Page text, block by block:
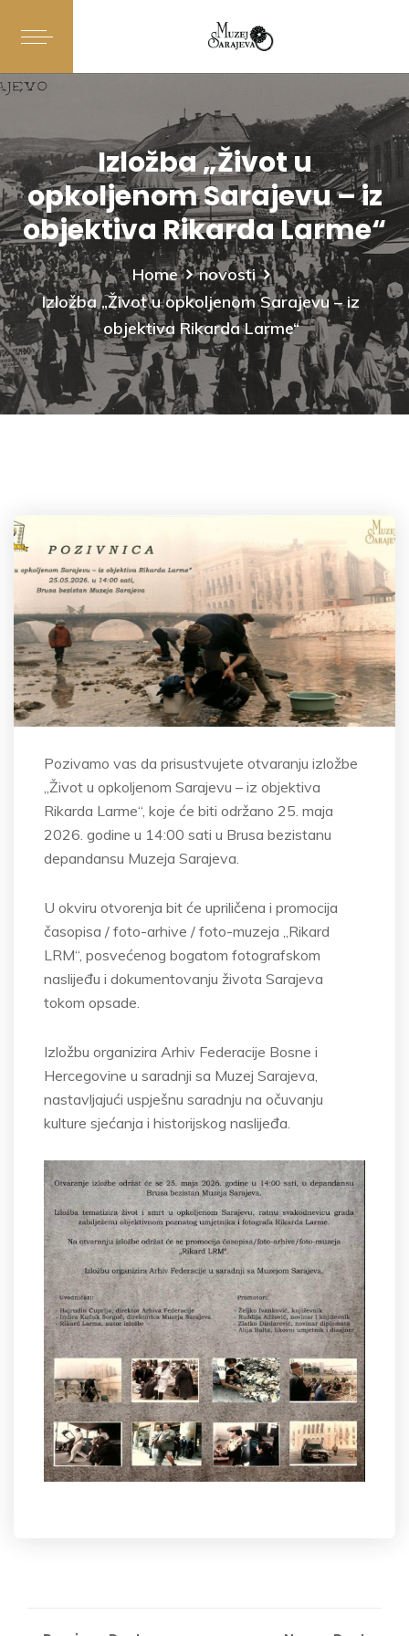
Izložba „Život u
opkoljenom Sarajevu – iz
objektiva Rikarda Larme“
Home
novosti
Izložba „Život u opkoljenom Sarajevu – iz
objektiva Rikarda Larme“
Pozivamo vas da prisustvujete otvaranju izložbe
„Život u opkoljenom Sarajevu – iz objektiva
Rikarda Larme“, koje će biti održano 25. maja
2026. godine u 14:00 sati u Brusa bezistanu
depandansu Muzeja Sarajeva.
U okviru otvorenja bit će upriličena i promocija
časopisa / foto-arhive / foto-muzeja „Rikard
LRM“, posvećenog bogatom fotografskom
naslijeđu i dokumentovanju života Sarajeva
tokom opsade.
Izložbu organizira Arhiv Federacije Bosne i
Hercegovine u saradnji sa Muzej Sarajeva,
nastavljajući uspješnu saradnju na očuvanju
kulture sjećanja i historijskog naslijeđa.